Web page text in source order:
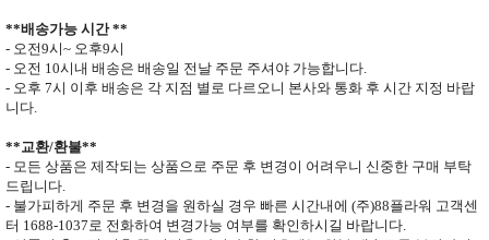
**배송가능 시간**
- 오전9시~ 오후9시
- 오전 10시내 배송은 배송일 전날 주문 주셔야 가능합니다.
- 오후 7시 이후 배송은 각 지점 별로 다르오니 본사와 통화 후 시간 지정 바랍
니다.
**교환/환불**
- 모든 상품은 제작되는 상품으로 주문 후 변경이 어려우니 신중한 구매 부탁
드립니다.
- 불가피하게 주문 후 변경을 원하실 경우 빠른 시간내에 (주)88플라워 고객센
터 1688-1037로 전화하여 변경가능 여부를 확인하시길 바랍니다.